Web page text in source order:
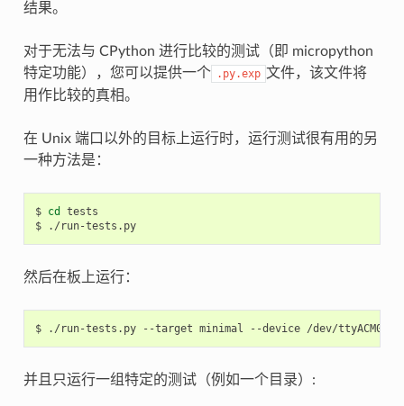
结果。
对于无法与 CPython 进行比较的测试（即 micropython
特定功能），您可以提供一个 .py.exp 文件，该文件将
用作比较的真相。
在 Unix 端口以外的目标上运行时，运行测试很有用的另
一种方法是：
$ cd
tests
$ ./run-tests.py
然后在板上运行：
并且只运行一组特定的测试（例如一个目录）: